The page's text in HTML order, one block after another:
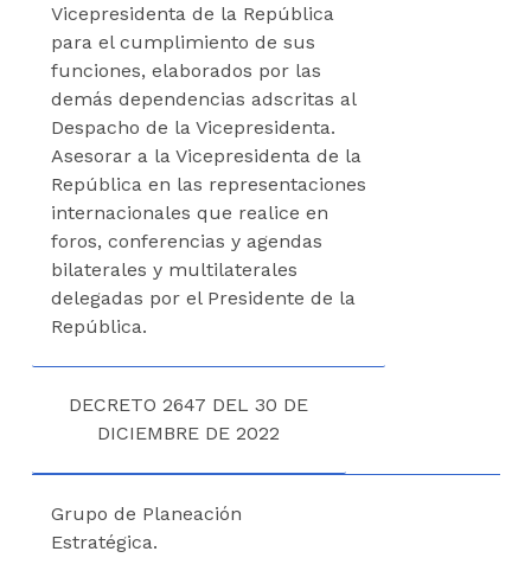
Vicepresidenta de la República
para el cumplimiento de sus
funciones, elaborados por las
demás dependencias adscritas al
Despacho de la Vicepresidenta.
Asesorar a la Vicepresidenta de la
República en las representaciones
internacionales que realice en
foros, conferencias y agendas
bilaterales y multilaterales
delegadas por el Presidente de la
República.
DECRETO 2647 DEL 30 DE
DICIEMBRE DE 2022
Grupo de Planeación
Estratégica.